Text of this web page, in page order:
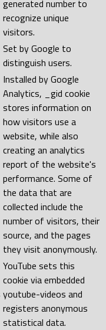
generated number to
recognize unique
visitors.
Set by Google to
distinguish users.
Installed by Google
Analytics, _gid cookie
stores information on
how visitors use a
website, while also
creating an analytics
report of the website's
performance. Some of
the data that are
collected include the
number of visitors, their
source, and the pages
they visit anonymously.
YouTube sets this
cookie via embedded
youtube-videos and
registers anonymous
statistical data.